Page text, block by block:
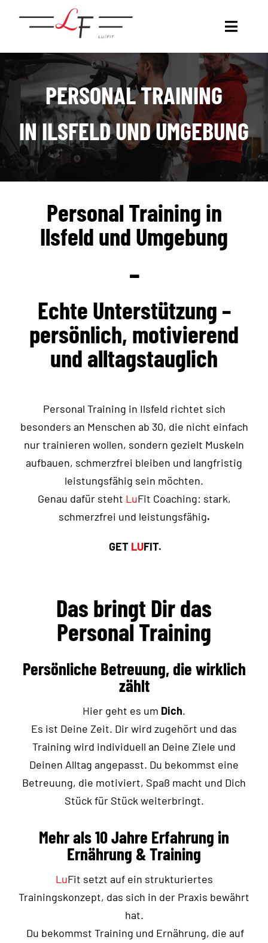
COACHING
DEIN COACH
GET LUFIT.
TRANSFORMATION WALL
KOOPERATIONEN
PERSONAL TRAINING
IN ILSFELD UND UMGEBUNG
Personal Training in
Ilsfeld und Umgebung
–
Echte Unterstützung –
persönlich, motivierend
und alltagstauglich
Personal Training in Ilsfeld richtet sich
besonders an Menschen ab 30, die nicht einfach
nur trainieren wollen, sondern gezielt Muskeln
aufbauen, schmerzfrei bleiben und langfristig
leistungsfähig sein möchten.
Genau dafür steht LuFit Coaching: stark,
schmerzfrei und leistungsfähig.
GET LUFIT.
Das bringt Dir das
Personal Training
Persönliche Betreuung, die wirklich
zählt
Hier geht es um Dich.
Es ist Deine Zeit. Dir wird zugehört und das
Training wird individuell an Deine Ziele und
Deinen Alltag angepasst. Du bekommst eine
Betreuung, die motiviert, Spaß macht und Dich
Stück für Stück weiterbringt.
Mehr als 10 Jahre Erfahrung in
Ernährung & Training
LuFit setzt auf ein strukturiertes
Trainingskonzept, das sich in der Praxis bewährt
hat.
Du bekommst Training und Ernährung, die auf